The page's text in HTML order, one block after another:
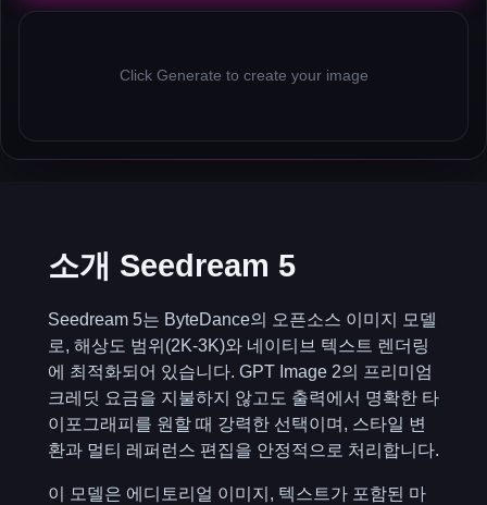
Click Generate to create your image
소개 Seedream 5
Seedream 5는 ByteDance의 오픈소스 이미지 모델
로, 해상도 범위(2K-3K)와 네이티브 텍스트 렌더링
에 최적화되어 있습니다. GPT Image 2의 프리미엄
크레딧 요금을 지불하지 않고도 출력에서 명확한 타
이포그래피를 원할 때 강력한 선택이며, 스타일 변
환과 멀티 레퍼런스 편집을 안정적으로 처리합니다.
이 모델은 에디토리얼 이미지, 텍스트가 포함된 마